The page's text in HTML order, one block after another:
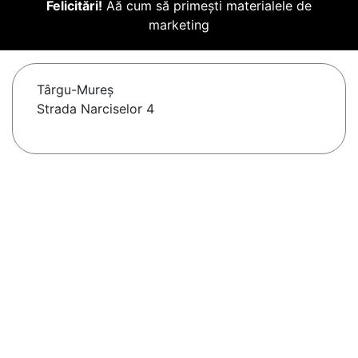
Felicitări! Aă cum să primești materialele de
marketing
Târgu-Mureş
Strada Narciselor 4